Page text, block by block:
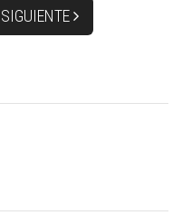
SIGUIENTE